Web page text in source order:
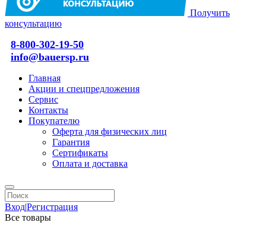
Получить
консультацию
8-800-302-19-50
info@bauersp.ru
Главная
Акции и спецпредложения
Сервис
Контакты
Покупателю
Оферта для физических лиц
Гарантия
Сертификаты
Оплата и доставка
Вход|Регистрация
Все товары